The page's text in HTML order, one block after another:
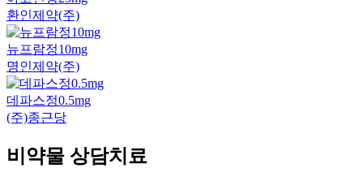
환인제약(주)
뉴프람정10mg
명인제약(주)
데파스정0.5mg
(주)종근당
비약물 상담치료